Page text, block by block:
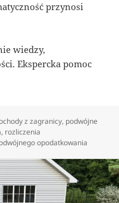
przynosi
wiedzy,
Ekspercka pomoc
z zagranicy, podwójne
, rozliczenia
opodatkowania